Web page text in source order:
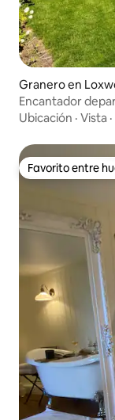
Granero en
Encantador
Ubicación · Vista ·
Favorito entre
Favorito entre